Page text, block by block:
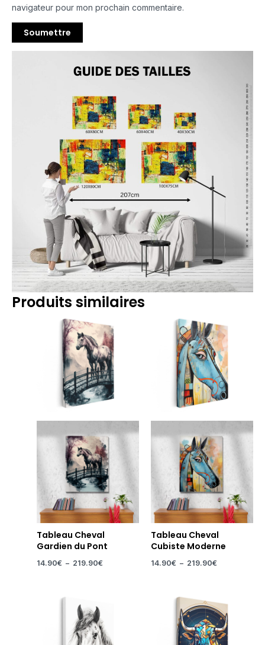
navigateur pour mon prochain commentaire.
Produits similaires
Tableau Cheval
Gardien du Pont
14.90€ – 219.90€
de
prix :
14.90€
à
219.90€
Tableau Cheval
Cubiste Moderne
14.90€ – 219.90€
de
prix :
14.90€
à
219.90€
14.90€
à
219.90€
de
prix :
14.90€
à
219.90€